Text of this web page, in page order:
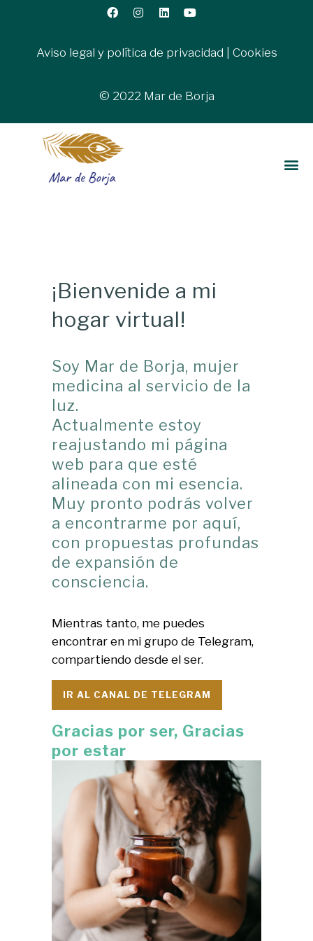
Aviso legal y política de privacidad Cookies
© 2022 Mar de Borja
¡Bienvenide a mi
hogar virtual!
Soy Mar de Borja, mujer
medicina al servicio de la
luz.
Actualmente estoy
reajustando mi página
web para que esté
alineada con mi esencia.
Muy pronto podrás volver
a encontrarme por aquí,
con propuestas profundas
de expansión de
consciencia.
Mientras tanto, me puedes
encontrar en mi grupo de Telegram,
compartiendo desde el ser.
IR AL CANAL DE TELEGRAM
Gracias por ser, Gracias
por estar